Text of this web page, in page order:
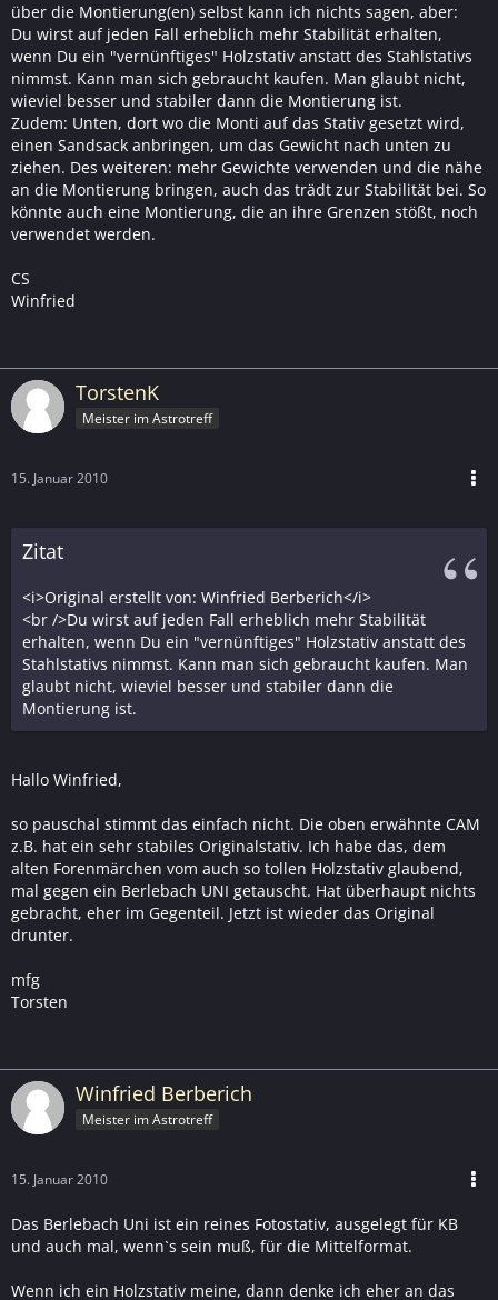
über die Montierung(en) selbst kann ich nichts sagen, aber:
Du wirst auf jeden Fall erheblich mehr Stabilität erhalten,
wenn Du ein "vernünftiges" Holzstativ anstatt des Stahlstativs
nimmst. Kann man sich gebraucht kaufen. Man glaubt nicht,
wieviel besser und stabiler dann die Montierung ist.
Zudem: Unten, dort wo die Monti auf das Stativ gesetzt wird,
einen Sandsack anbringen, um das Gewicht nach unten zu
ziehen. Des weiteren: mehr Gewichte verwenden und die nähe
an die Montierung bringen, auch das trädt zur Stabilität bei. So
könnte auch eine Montierung, die an ihre Grenzen stößt, noch
verwendet werden.
CS
Winfried
TorstenK
Meister im Astrotreff
15. Januar 2010
Zitat
<i>Original erstellt von: Winfried Berberich</i>
<br />Du wirst auf jeden Fall erheblich mehr Stabilität
erhalten, wenn Du ein "vernünftiges" Holzstativ anstatt des
Stahlstativs nimmst. Kann man sich gebraucht kaufen. Man
glaubt nicht, wieviel besser und stabiler dann die
Montierung ist.
Hallo Winfried,
so pauschal stimmt das einfach nicht. Die oben erwähnte CAM
z.B. hat ein sehr stabiles Originalstativ. Ich habe das, dem
alten Forenmärchen vom auch so tollen Holzstativ glaubend,
mal gegen ein Berlebach UNI getauscht. Hat überhaupt nichts
gebracht, eher im Gegenteil. Jetzt ist wieder das Original
drunter.
mfg
Torsten
Winfried Berberich
Meister im Astrotreff
15. Januar 2010
Das Berlebach Uni ist ein reines Fotostativ, ausgelegt für KB
und auch mal, wenn`s sein muß, für die Mittelformat.
Wenn ich ein Holzstativ meine, dann denke ich eher an das